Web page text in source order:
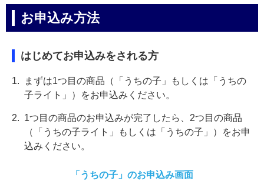
お申込み方法
はじめてお申込みをされる方
1.
まずは1つ目の商品（「うちの子」もしくは「うちの
子ライト」）をお申込みください。
2. 1つ目の商品のお申込みが完了したら、2つ目の商品
（「うちの子ライト」もしくは「うちの子」）をお申
込みください。
「うちの子」のお申込み画面